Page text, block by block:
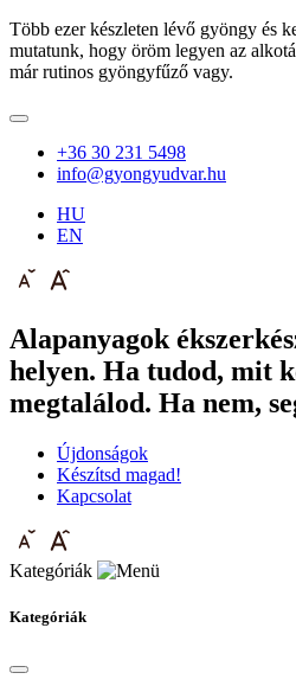
Több ezer készleten lévő gyöngy és
mutatunk, hogy öröm legyen az
már rutinos gyöngyfűző vagy.
+36 30 231 5498
info@gyongyudvar.hu
HU
EN
Alapanyagok
helyen. Ha tudod, mit
megtalálod. Ha nem,
Újdonságok
Készítsd magad!
Kapcsolat
Kategóriák
Kategóriák